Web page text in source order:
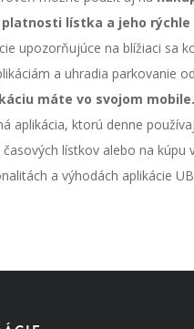
lístka a jeho rýchle
upozorňujúce na blížiaci sa
a uhradia parkovanie
máte vo svojom mobile.
aplikácia, ktorú denne
lístkov alebo na
a výhodách aplikácie